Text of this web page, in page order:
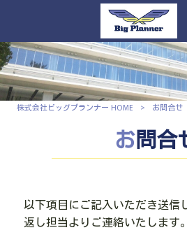
株式会社ビッグプランナー HOME > お問合せ
お問
以下項目にご記入いただき送信
返し担当よりご連絡いたします